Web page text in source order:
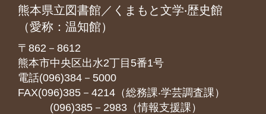
熊本県立図書館／くまもと文学‧歴史館
（愛称：温知館）
〒862－8612
熊本市中央区出水2丁目5番1号
電話(096)384－5000
FAX(096)385－4214（総務課‧学芸調査課）
(096)385－2983（情報支援課）